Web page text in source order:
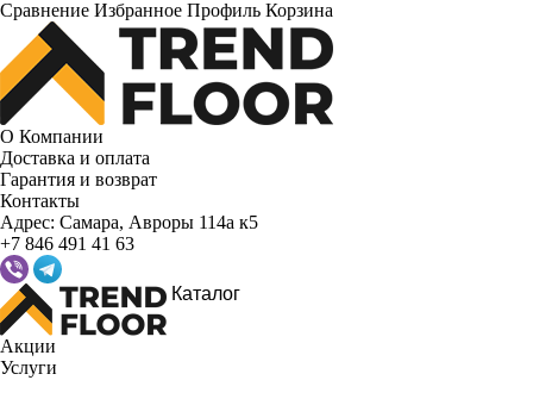
Сравнение Избранное Профиль Корзина
О Компании
Доставка и оплата
Гарантия и возврат
Контакты
Адрес: Самара, Авроры 114а к5
+7 846 491 41 63
Каталог
Акции
Услуги